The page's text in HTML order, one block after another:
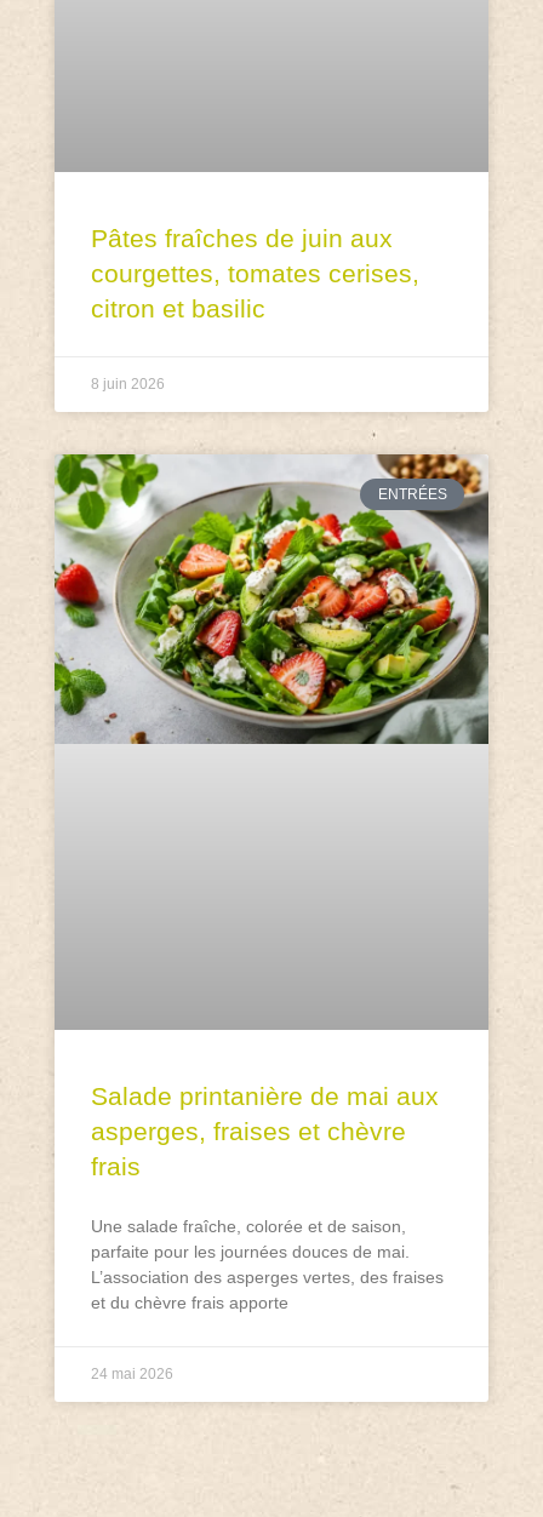
Pâtes fraîches de juin aux
courgettes, tomates cerises,
citron et basilic
8 juin 2026
ENTRÉES
Salade printanière de mai aux
asperges, fraises et chèvre
frais
Une salade fraîche, colorée et de saison,
parfaite pour les journées douces de mai.
L’association des asperges vertes, des fraises
et du chèvre frais apporte
24 mai 2026